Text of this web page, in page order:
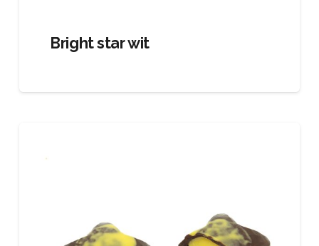
Bright star wit